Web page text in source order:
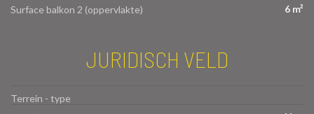
Surface balkon 2 (oppervlakte)
6 m²
JURIDISCH VELD
Terrein - type